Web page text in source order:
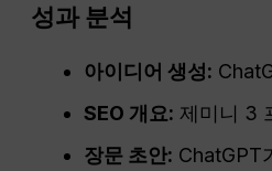
성과 분석
아이디어 생성:
SEO 개요: 제미니 3
장문 초안: ChatGPT